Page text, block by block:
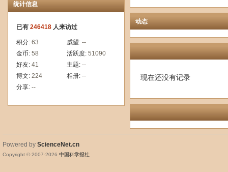
统计信息
已有 246418 人来访过
积分: 63 威望: --
金币: 58 活跃度: 51090
好友: 41 主题: --
博文: 224 相册: --
分享: --
动态
现在还没有记录
Powered by ScienceNet.cn
Copyright © 2007-2026 中国科学报社